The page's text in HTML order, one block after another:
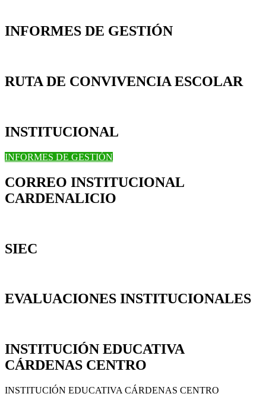
INFORMES DE GESTIÓN
RUTA DE CONVIVENCIA ESCOLAR
INSTITUCIONAL
INFORMES DE GESTIÓN
CORREO INSTITUCIONAL
CARDENALICIO
SIEC
EVALUACIONES INSTITUCIONALES
INSTITUCIÓN EDUCATIVA
CÁRDENAS CENTRO
INSTITUCIÓN EDUCATIVA CÁRDENAS CENTRO